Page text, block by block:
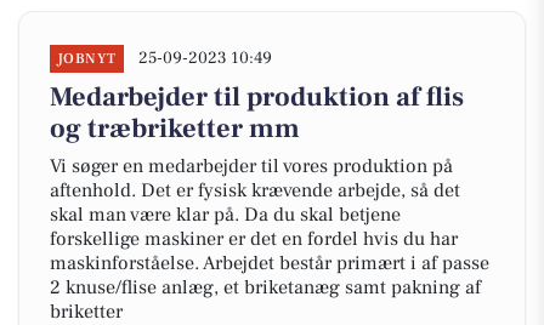
JOBNYT 25-09-2023 10:49
Medarbejder til produktion af flis
og træbriketter mm
Vi søger en medarbejder til vores produktion på
aftenhold. Det er fysisk krævende arbejde, så det
skal man være klar på. Da du skal betjene
forskellige maskiner er det en fordel hvis du har
maskinforståelse. Arbejdet består primært i af passe
2 knuse/flise anlæg, et briketanæg samt pakning af
briketter